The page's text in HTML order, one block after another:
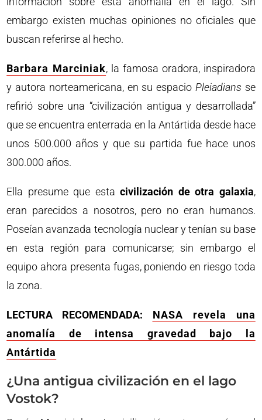
embargo existen muchas opiniones no oficiales que
buscan referirse al hecho.
Barbara Marciniak, la famosa oradora, inspiradora
y autora norteamericana, en su espacio Pleiadians se
refirió sobre una “civilización antigua y desarrollada”
que se encuentra enterrada en la Antártida desde hace
unos 500.000 años y que su partida fue hace unos
300.000 años.
Ella presume que estacivilización de otra galaxia,
eran parecidos a nosotros, pero no eran humanos.
Poseían avanzada tecnología nuclear y tenían su base
en esta región para comunicarse; sin embargo el
equipo ahora presenta fugas, poniendo en riesgo toda
la zona.
LECTURA RECOMENDADA: NASA revela una
anomalía de intensa gravedad bajo la
Antártida
¿Una antigua civilización en el lago
Vostok?